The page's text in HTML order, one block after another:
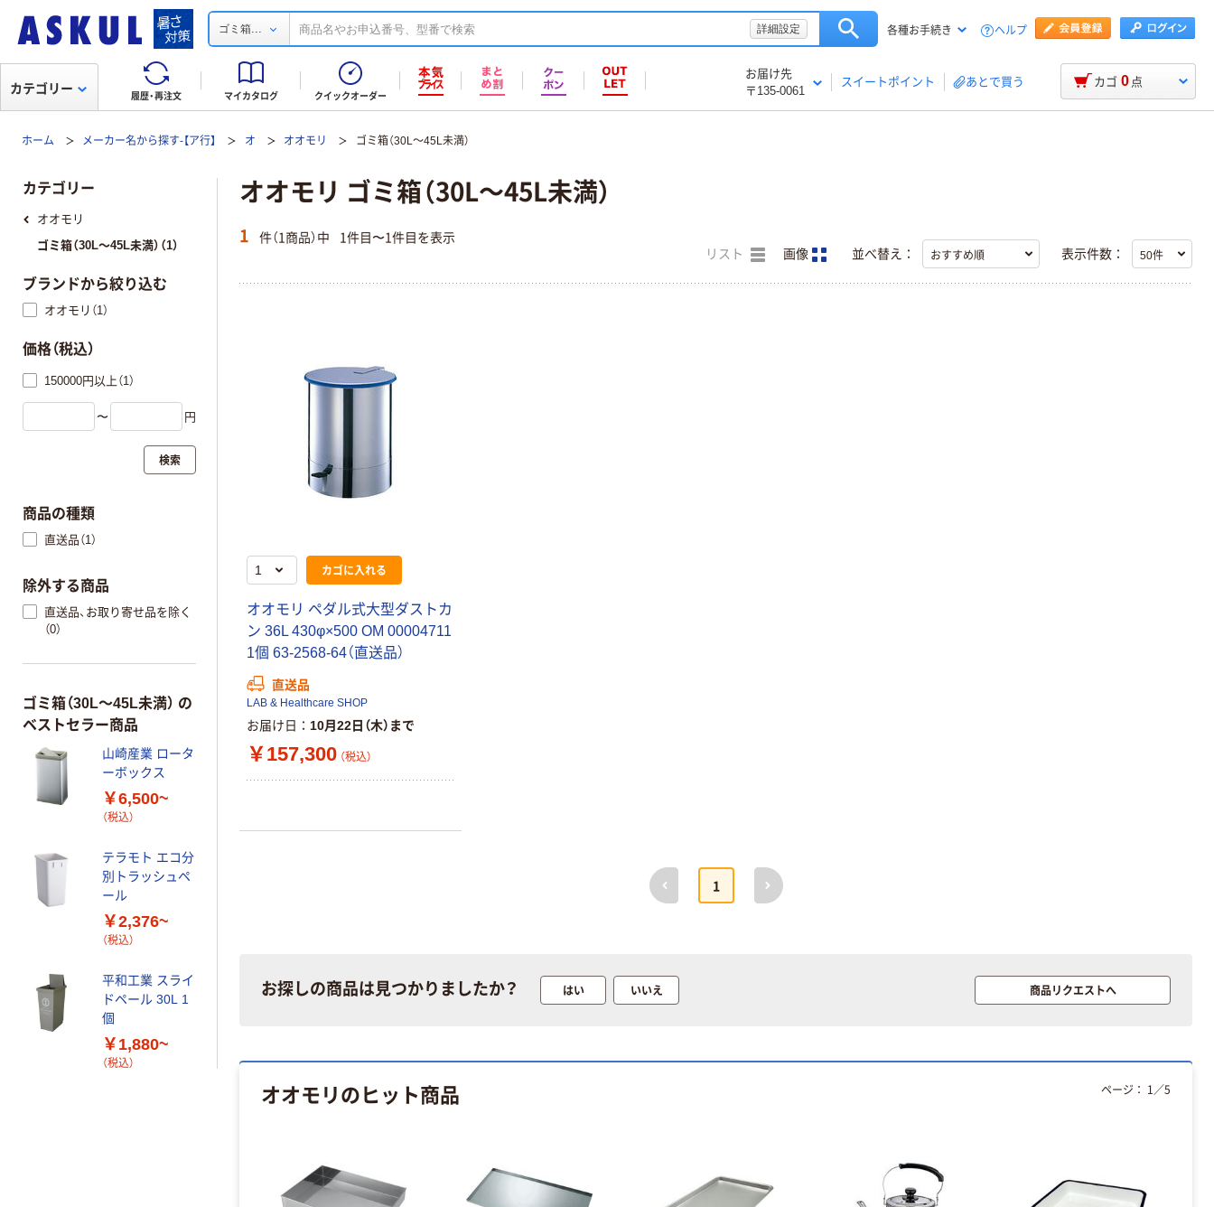
ゴミ箱... 詳細設定 各種お手続き ヘルプ
履歴・再注文 マイカタログ クイックオーダー
お届け先
〒135-0061
スイートポイント あとで買う
カテゴリー カゴ 0 点
ホーム メーカー名から探す-【ア行】 オ オオモリ ゴミ箱（30L～45L未満）
オオモリ ゴミ箱（30L～45L未満）
1 件（1商品）中 1件目〜1件目を表示
リスト 画像 並べ替え： 表示件数：
カゴに入れる
オオモリ ペダル式大型ダストカ
ン 36L 430φ×500 OM 00004711
1個 63-2568-64（直送品）
直送品
LAB & Healthcare SHOP
お届け日 10月22日（木）まで
￥157,300 （税込）
前へ
1
次へ
お探しの商品は見つかりましたか？ はい いいえ 商品リクエストへ
オオモリのヒット商品 ページ： 1 ／5
カテゴリー
オオモリ
ゴミ箱（30L～45L未満）（1）
ブランドから絞り込む
オオモリ（1）
価格（税込）
150000円以上（1）
〜 円
検索
商品の種類
直送品（1）
除外する商品
直送品、お取り寄せ品を除く
（0）
ゴミ箱（30L～45L未満） の
ベストセラー商品
山崎産業 ロータ
ーボックス
￥6,500~
（税込）
テラモト エコ分
別トラッシュペ
ール
￥2,376~
（税込）
平和工業 スライ
ドペール 30L 1
個
￥1,880~
（税込）